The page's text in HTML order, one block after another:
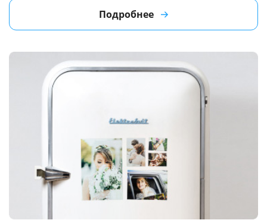
Подробнее